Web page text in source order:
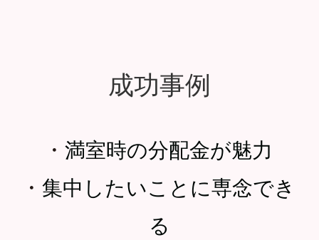
成功事例
・ 満室時の分配金が魅力
・ 集中したいことに専念でき
る